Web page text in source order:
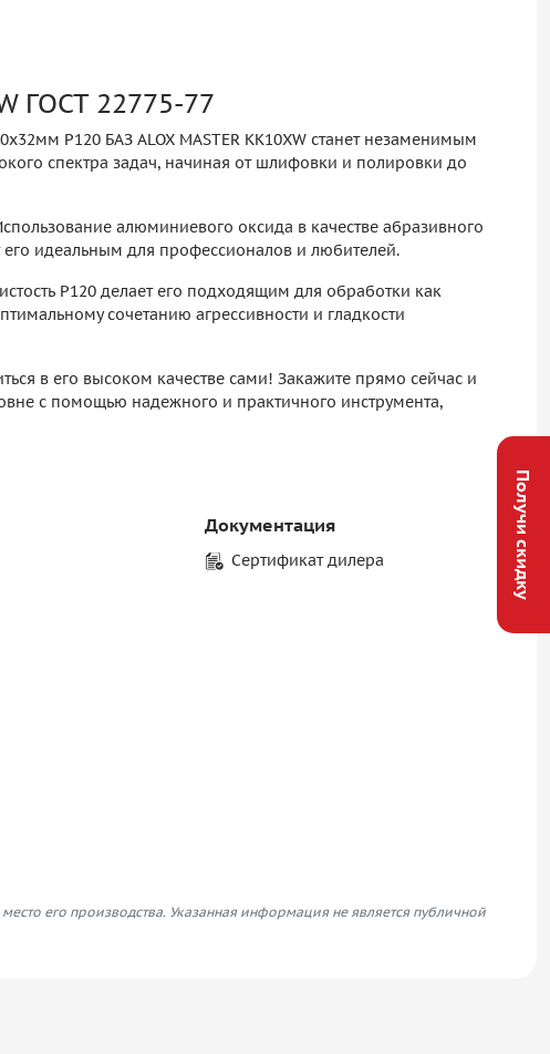
ГОСТ 22775-77
P120 БАЗ ALOX MASTER KK10XW станет незаменимым
спектра задач, начиная от шлифовки и полировки до
алюминиевого оксида в качестве абразивного
его идеальным для профессионалов и любителей.
P120 делает его подходящим для обработки как
сочетанию агрессивности и гладкости
в его высоком качестве сами! Закажите прямо сейчас и
с помощью надежного и практичного инструмента,
Документация
Сертификат дилера
его производства. Указанная информация не является публичной
Получи скидку